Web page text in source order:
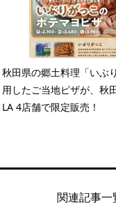
秋田県の郷土料理「いぶ
用したご当地ピザが、秋
LA 4店舗で限定販売！
関連記事一